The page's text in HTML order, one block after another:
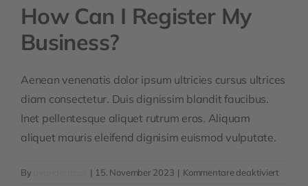
How Can I Register My
Business?
Aenean venenatis dolor ipsum ultricies cursus ultrices
diam consectetur. Duis dignissim blandit faucibus.
Inet pellentesque aliquet rutrum eros. Aliquam
aliquet mauris eleifend dignisim euismod vulputate.
By | 15. November 2023 | Kommentare deaktiviertfür